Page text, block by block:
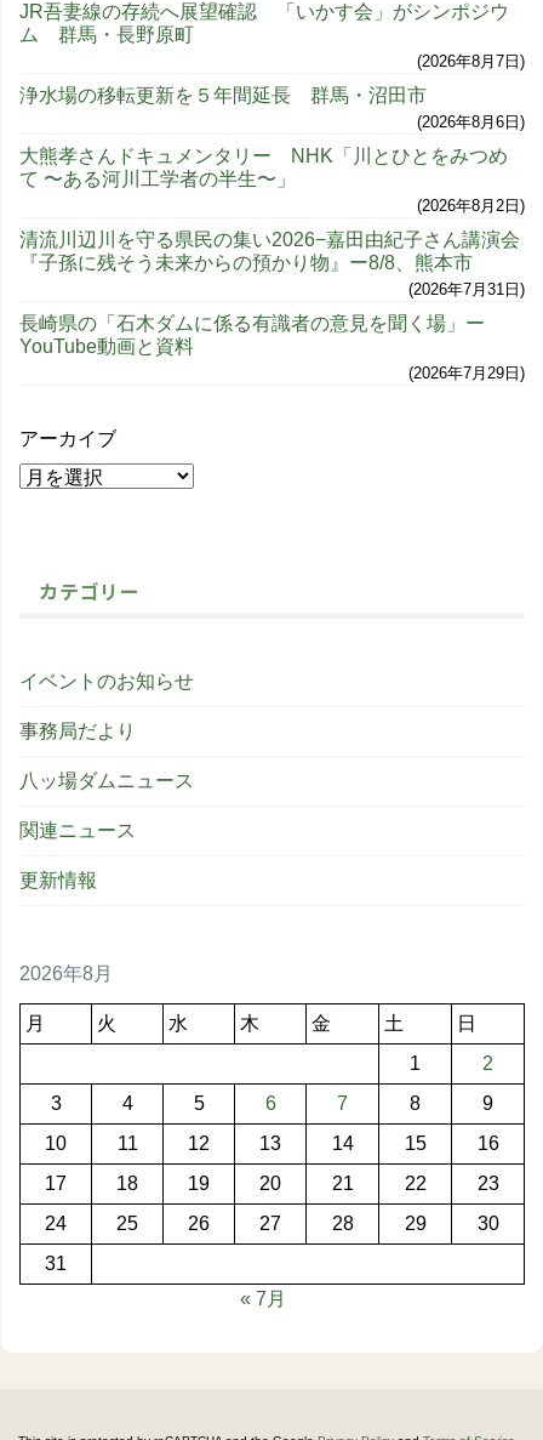
JR吾妻線の存続へ展望確認 「いかす会」がシンポジウ
ム 群馬・長野原町
2026年8月7日
浄水場の移転更新を５年間延長 群馬・沼田市
2026年8月6日
大熊孝さんドキュメンタリー NHK「川とひとをみつめ
て 〜ある河川工学者の半生〜」
2026年8月2日
清流川辺川を守る県民の集い2026−嘉田由紀子さん講演会
『子孫に残そう未来からの預かり物』ー8/8、熊本市
2026年7月31日
長崎県の「石木ダムに係る有識者の意見を聞く場」ー
YouTube動画と資料
2026年7月29日
アーカイブ
カテゴリー
イベントのお知らせ
事務局だより
八ッ場ダムニュース
関連ニュース
更新情報
2026年8月
月 火 水 木 金 土
日
1
2
3
4 5 6 7 8
9
10
11 12 13 14 15
16
17
18 19 20 21 22
23
24
25 26 27 28 29
30
31
« 7月